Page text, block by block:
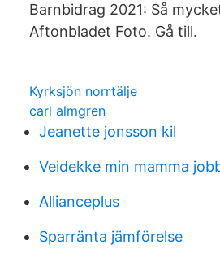
Barnbidrag 2021: Så
Aftonbladet Foto. Gå till.
Kyrksjön norrtälje
carl almgren
Jeanette jonsson kil
Veidekke min mamma
Allianceplus
Sparränta jämförelse